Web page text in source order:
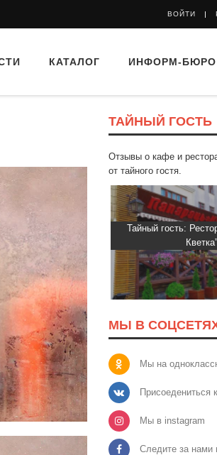
ВОЙТИ
КАТАЛОГ ИНФОРМ-БЮРО
ТАЙНЫЙ ГОСТЬ
Отзывы о кафе и
от тайного гостя.
«Пиросмани»
Тайный гость:
Кветка”
МЫ В
Мы на
Присоедениться
Мы в instagram
Следите за нами